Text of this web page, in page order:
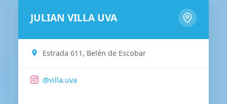
JULIAN VILLA UVA
Estrada 611, Belén de Escobar
@villa.uva